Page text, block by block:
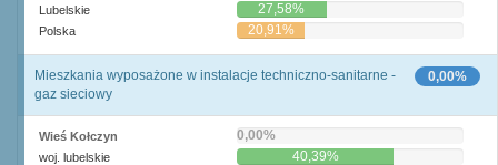
Lubelskie 27,58%
Polska 20,91%
0,00%
Mieszkania wyposażone w instalacje techniczno-sanitarne -
gaz sieciowy
Wieś Kołczyn 0,00%
woj. lubelskie 40,39%